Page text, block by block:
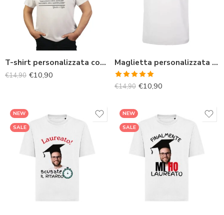
T-shirt personalizzata con recensione: Idea Regalo per il papà
€14,90 €10,90
Maglietta personalizzata per regalo di Laurea
Valutato
€14,90 €10,90
NEW
SALE
NEW
SALE